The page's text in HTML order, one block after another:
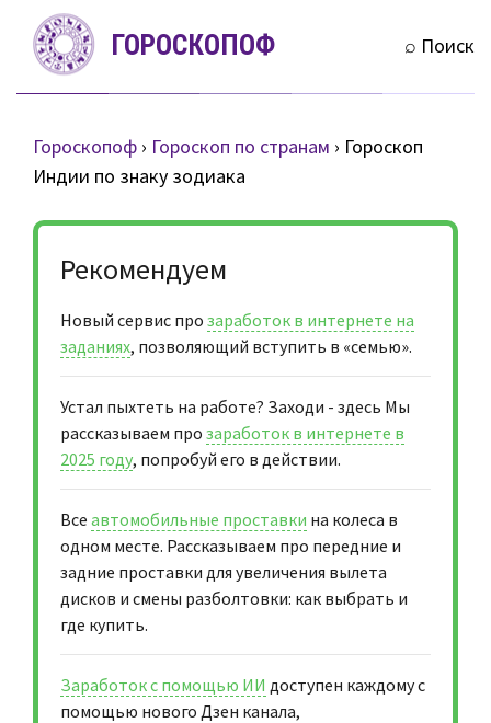
ГОРОСКОПОФ ⌕ Поиск
Гороскопоф › Гороскоп по странам › Гороскоп
Индии по знаку зодиака
Рекомендуем
Новый сервис про заработок в интернете на
заданиях, позволяющий вступить в «семью».
Устал пыхтеть на работе? Заходи - здесь Мы
рассказываем про заработок в интернете в
2025 году, попробуй его в действии.
Все автомобильные проставки на колеса в
одном месте. Рассказываем про передние и
задние проставки для увеличения вылета
дисков и смены разболтовки: как выбрать и
где купить.
Заработок с помощью ИИ доступен каждому с
помощью нового Дзен канала,